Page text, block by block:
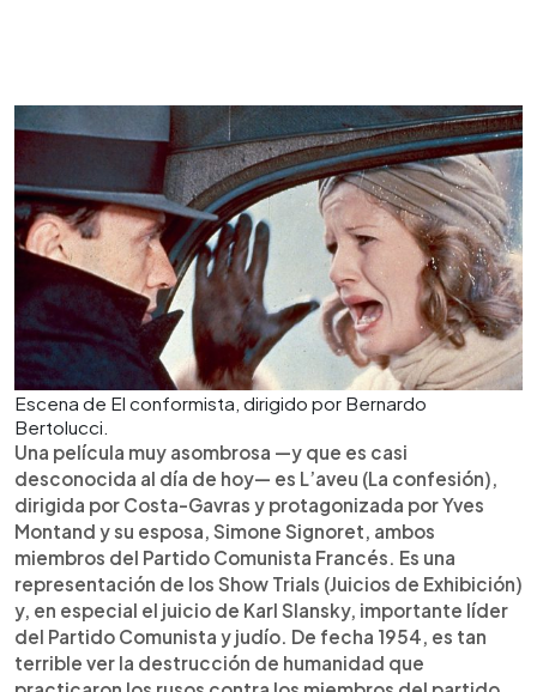
Escena de El conformista, dirigido por Bernardo
Bertolucci.
Una película muy asombrosa —y que es casi
desconocida al día de hoy— es L’aveu (La confesión),
dirigida por Costa-Gavras y protagonizada por Yves
Montand y su esposa, Simone Signoret, ambos
miembros del Partido Comunista Francés. Es una
representación de los Show Trials (Juicios de Exhibición)
y, en especial el juicio de Karl Slansky, importante líder
del Partido Comunista y judío. De fecha 1954, es tan
terrible ver la destrucción de humanidad que